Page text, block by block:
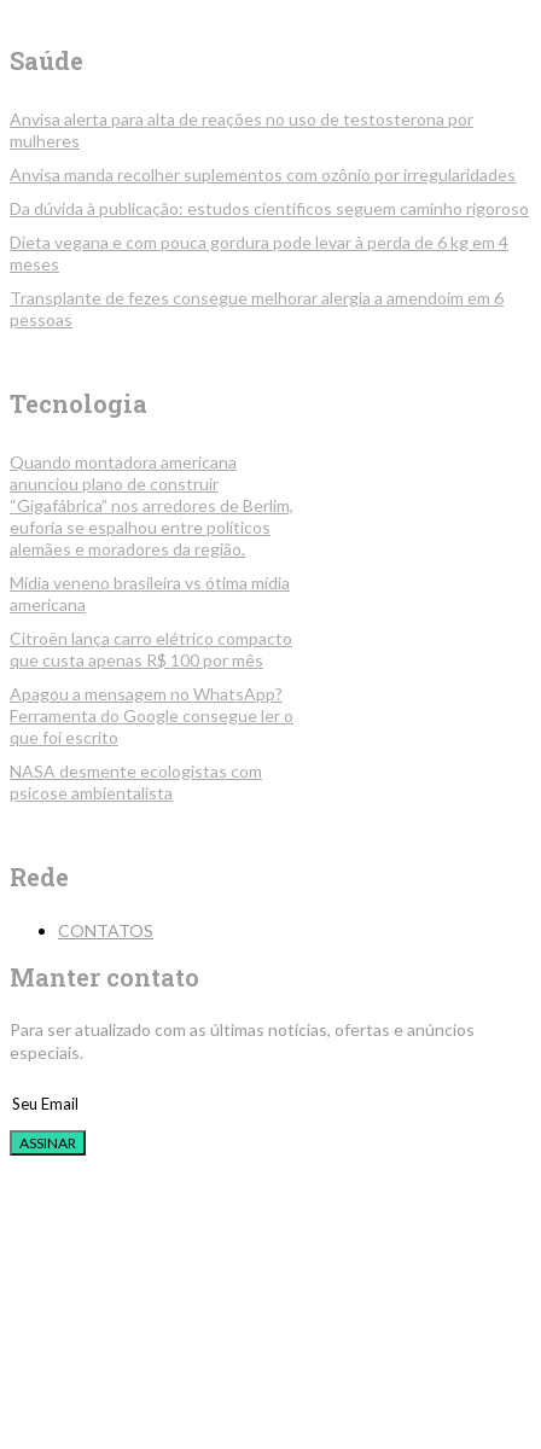
Saúde
Anvisa alerta para alta de reações no uso de testosterona por
mulheres
Anvisa manda recolher suplementos com ozônio por irregularidades
Da dúvida à publicação: estudos científicos seguem caminho rigoroso
Dieta vegana e com pouca gordura pode levar à perda de 6 kg em 4
meses
Transplante de fezes consegue melhorar alergia a amendoim em 6
pessoas
Tecnologia
Quando montadora americana
anunciou plano de construir
“Gigafábrica” nos arredores de Berlim,
euforia se espalhou entre políticos
alemães e moradores da região.
Mídia veneno brasileira vs ótima mídia
americana
Citroën lança carro elétrico compacto
que custa apenas R$ 100 por mês
Apagou a mensagem no WhatsApp?
Ferramenta do Google consegue ler o
que foi escrito
NASA desmente ecologistas com
psicose ambientalista
Rede
CONTATOS
Manter contato
Para ser atualizado com as últimas notícias, ofertas e anúncios
especiais.
ASSINAR